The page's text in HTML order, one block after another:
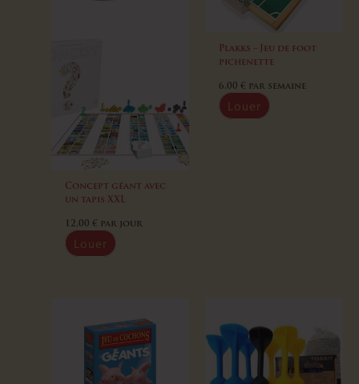
Concept géant avec
un tapis XXL
12,00 € par jour
Louer
Plakks – Jeu de foot
pichenette
6,00 € par semaine
Louer
produit
a
plusieurs